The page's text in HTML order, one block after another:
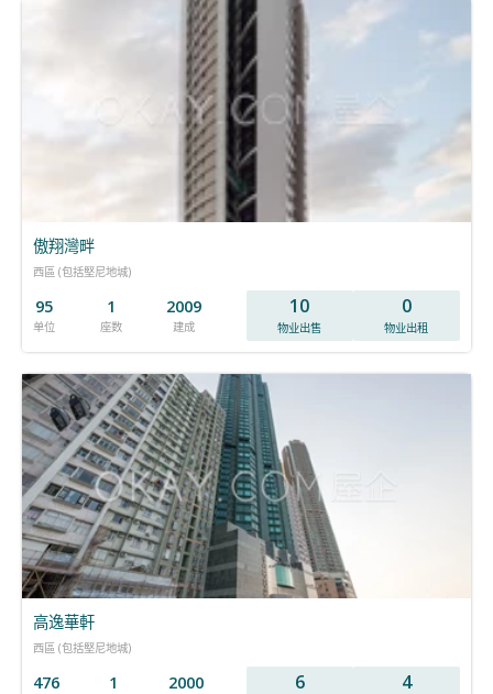
傲翔灣畔
西區 (包括堅尼地城)
95
单位
1
座数
2009
建成
10
物业出售
0
物业出租
高逸華軒
西區 (包括堅尼地城)
476 1 2000 6 4